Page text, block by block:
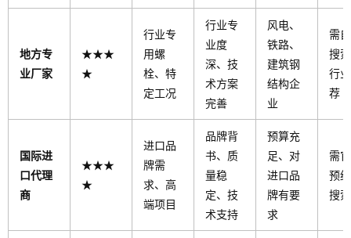
地方专
业厂家
★★★
★
行业专
用螺
栓、特
定工况
行业专
业度
深、技
术方案
完善
风电、
铁路、
建筑钢
结构企
业
需
搜
行
荐
国际进
口代理
商
★★★
★
进口品
牌需
求、高
端项目
品牌背
书、质
量稳
定、技
术支持
预算充
足、对
进口品
牌有要
求
需
预
搜索